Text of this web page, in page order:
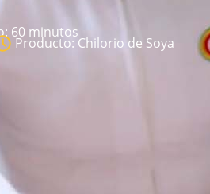
60 minutos
Producto: Chilorio de Soya